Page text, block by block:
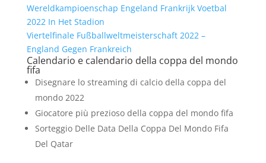
Wereldkampioenschap Engeland Frankrijk Voetbal
2022 In Het Stadion
Viertelfinale Fußballweltmeisterschaft 2022 –
England Gegen Frankreich
Calendario e calendario della coppa del mondo
fifa
Disegnare lo streaming di calcio della coppa del
mondo 2022
Giocatore più prezioso della coppa del mondo fifa
Sorteggio Delle Data Della Coppa Del Mondo Fifa
Del Qatar